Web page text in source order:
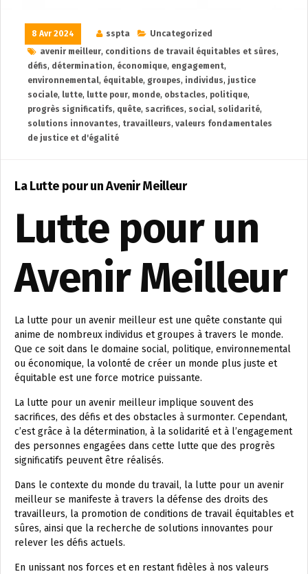
8 Avr 2024 sspta
Uncategorized
avenir meilleur, conditions de travail équitables et sûres,
défis, détermination, économique, engagement,
environnemental, équitable, groupes, individus, justice
sociale, lutte, lutte pour, monde, obstacles, politique,
progrès significatifs, quête, sacrifices, social, solidarité,
solutions innovantes, travailleurs, valeurs fondamentales
de justice et d'égalité
La Lutte pour un Avenir Meilleur
Lutte pour un
Avenir Meilleur
La lutte pour un avenir meilleur est une quête constante qui
anime de nombreux individus et groupes à travers le monde.
Que ce soit dans le domaine social, politique, environnemental
ou économique, la volonté de créer un monde plus juste et
équitable est une force motrice puissante.
La lutte pour un avenir meilleur implique souvent des
sacrifices, des défis et des obstacles à surmonter. Cependant,
c’est grâce à la détermination, à la solidarité et à l’engagement
des personnes engagées dans cette lutte que des progrès
significatifs peuvent être réalisés.
Dans le contexte du monde du travail, la lutte pour un avenir
meilleur se manifeste à travers la défense des droits des
travailleurs, la promotion de conditions de travail équitables et
sûres, ainsi que la recherche de solutions innovantes pour
relever les défis actuels.
En unissant nos forces et en restant fidèles à nos valeurs